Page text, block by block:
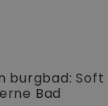
burgbad:
Bad